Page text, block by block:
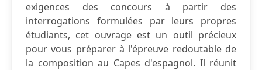
exigences des concours à partir des
interrogations formulées par leurs propres
étudiants, cet ouvrage est un outil précieux
pour vous préparer à l'épreuve redoutable de
la composition au Capes d'espagnol. Il réunit